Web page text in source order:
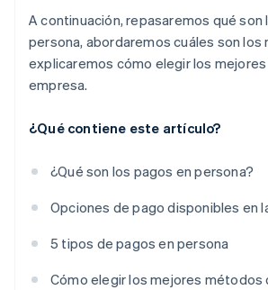
A continuación, repasaremos qué son
persona, abordaremos cuáles son los
explicaremos cómo elegir los
empresa.
¿Qué contiene este artículo?
¿Qué son los pagos en persona?
Opciones de pago disponibles en
5 tipos de pagos en persona
Cómo elegir los mejores métodos